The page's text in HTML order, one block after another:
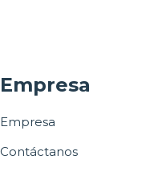
Empresa
Empresa
Contáctanos